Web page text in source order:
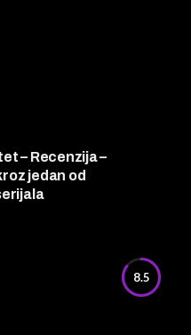
– Recenzija –
jedan od
8.5